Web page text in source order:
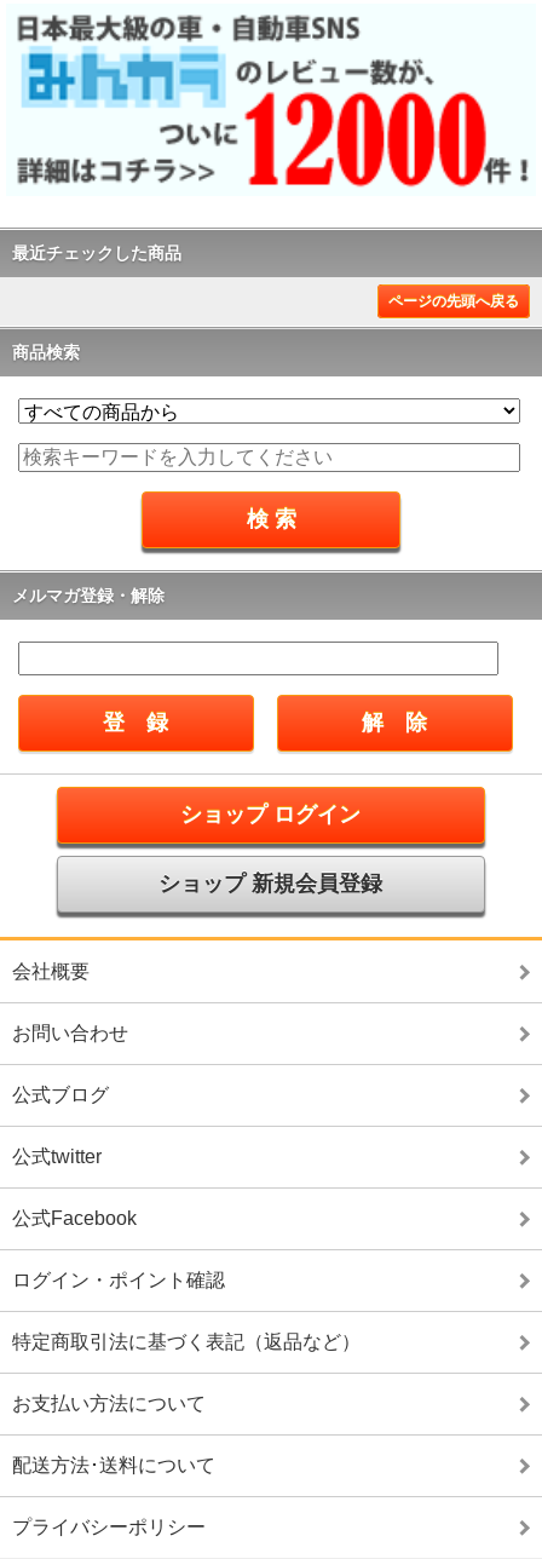
最近チェックした商品
ページの先頭へ戻る
商品検索
メルマガ登録・解除
ショップ ログイン
ショップ 新規会員登録
会社概要
お問い合わせ
公式ブログ
公式twitter
公式Facebook
ログイン・ポイント確認
特定商取引法に基づく表記（返品など）
お支払い方法について
配送方法･送料について
プライバシーポリシー